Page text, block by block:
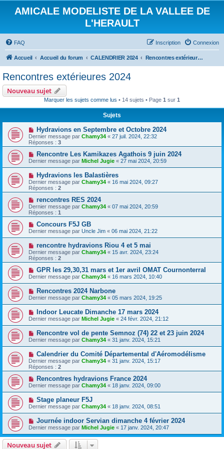
AMICALE MODELISTE DE LA VALLEE DE
L'HERAULT
FAQ Connexion
Inscription
Accueil Accueil du forum CALENDRIER 2024 Rencontres extérieures 2024
Rencontres extérieures 2024
Nouveau sujet
Marquer les sujets comme lus • 14 sujets • Page 1 sur 1
Sujets
Hydravions en Septembre et Octobre 2024
Dernier message par Chamy34 « 27 juil. 2024, 22:32
Réponses : 3
Rencontre Les Kamikazes Agathois 9 juin 2024
Dernier message par Michel Jugie « 27 mai 2024, 20:59
Hydravions les Balastières
Dernier message par Chamy34 « 16 mai 2024, 09:27
Réponses : 2
rencontres RES 2024
Dernier message par Chamy34 « 07 mai 2024, 20:59
Réponses : 1
Concours F5J GB
Dernier message par Uncle Jim « 06 mai 2024, 21:22
rencontre hydravions Riou 4 et 5 mai
Dernier message par Chamy34 « 15 avr. 2024, 23:24
Réponses : 2
GPR les 29,30,31 mars et 1er avril OMAT Cournonterral
Dernier message par Chamy34 « 16 mars 2024, 10:40
Rencontres 2024 Narbone
Dernier message par Chamy34 « 05 mars 2024, 19:25
Indoor Leucate Dimanche 17 mars 2024
Dernier message par Michel Jugie « 24 févr. 2024, 21:12
Rencontre vol de pente Semnoz (74) 22 et 23 juin 2024
Dernier message par Chamy34 « 31 janv. 2024, 15:21
Calendrier du Comité Départemental d'Aéromodélisme
Dernier message par Chamy34 « 31 janv. 2024, 15:17
Réponses : 2
Rencontres hydravions France 2024
Dernier message par Chamy34 « 18 janv. 2024, 09:00
Stage planeur F5J
Dernier message par Chamy34 « 18 janv. 2024, 08:51
Journée indoor Servian dimanche 4 février 2024
Dernier message par Michel Jugie « 17 janv. 2024, 20:47
Nouveau sujet